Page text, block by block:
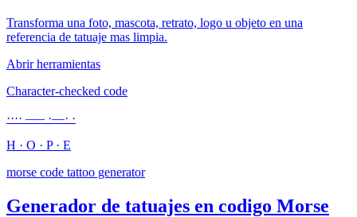
Transforma una foto, mascota, retrato, logo u objeto en una
referencia de tatuaje mas limpia.
Abrir herramientas
Character-checked code
···· ––– ·––· ·
H · O · P · E
morse code tattoo generator
Generador de tatuajes en codigo Morse